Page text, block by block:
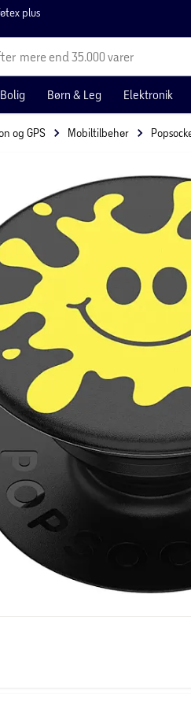
plus
mere end 35.000 varer
Bolig Børn & Leg Elektronik
og GPS Mobiltilbehør